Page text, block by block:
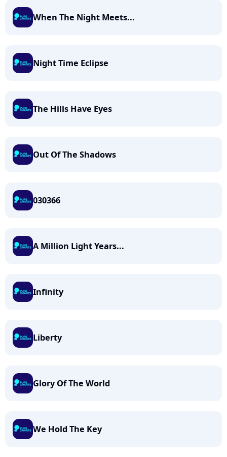
When The Night Meets...
Night Time Eclipse
The Hills Have Eyes
Out Of The Shadows
030366
A Million Light Years...
Infinity
Liberty
Glory Of The World
We Hold The Key